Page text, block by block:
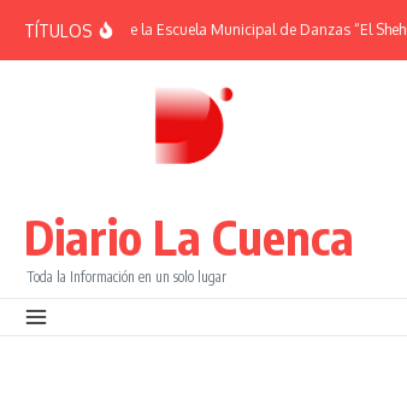
TÍTULOS
Aniversario de la Escuela Municipal de Danzas “El Shehuen”
Diario La Cuenca
Toda la Información en un solo lugar